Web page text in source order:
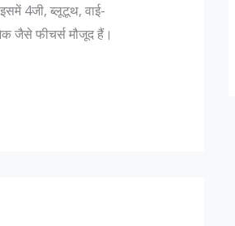
4जी, ब्लूटूथ, वाई-
जैसे फीचर्स मौजूद हैं।